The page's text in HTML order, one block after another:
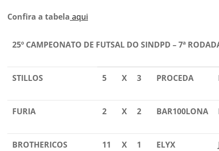
Confira a tabela aqui
25º CAMPEONATO DE FUTSAL DO SINDPD – 7ª
STILLOS 5 X 3 PROCEDA
FURIA 2 X 2 BAR100LONA
BROTHERICOS 11 X 1 ELYX